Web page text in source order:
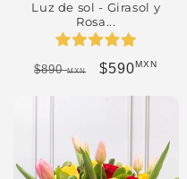
Luz de sol - Girasol y
Rosa...
Precio habitual
$890MXN Precio de
$590MXN